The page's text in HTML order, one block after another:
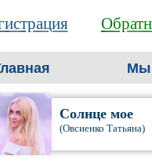
Мы
Солнце мое
(Овсиенко Татьяна)